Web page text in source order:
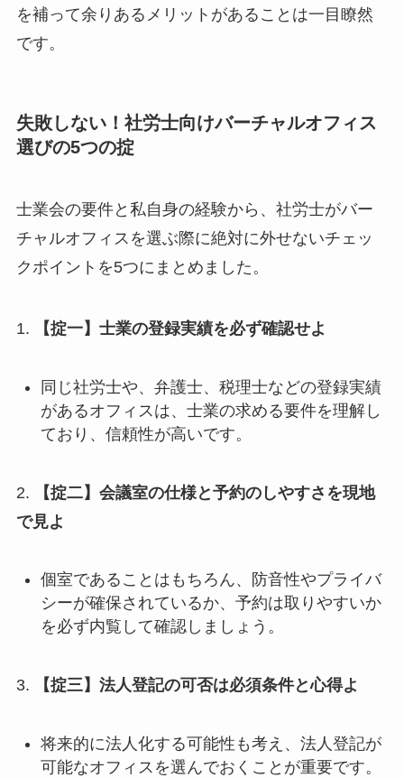
を補って余りあるメリットがあることは一目瞭然
です。
失敗しない！社労士向けバーチャルオフィス
選びの5つの掟
士業会の要件と私自身の経験から、社労士がバー
チャルオフィスを選ぶ際に絶対に外せないチェッ
クポイントを5つにまとめました。
1. 【掟一】士業の登録実績を必ず確認せよ
同じ社労士や、弁護士、税理士などの登録実績
があるオフィスは、士業の求める要件を理解し
ており、信頼性が高いです。
2.
【掟二】会議室の仕様と予約のしやすさを現地
で見よ
個室であることはもちろん、防音性やプライバ
シーが確保されているか、予約は取りやすいか
を必ず内覧して確認しましょう。
3. 【掟三】法人登記の可否は必須条件と心得よ
将来的に法人化する可能性も考え、法人登記が
可能なオフィスを選んでおくことが重要です。